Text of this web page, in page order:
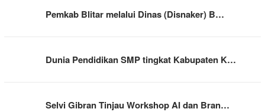
Pemkab Blitar melalui Dinas (Disnaker) B…
Dunia Pendidikan SMP tingkat Kabupaten K…
Selvi Gibran Tinjau Workshop AI dan Bran…